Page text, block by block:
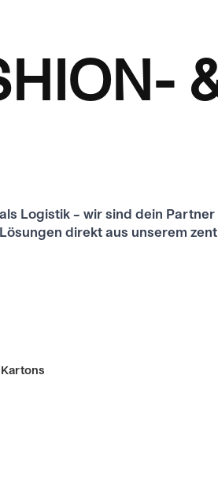
Logistik – wir sind dein
direkt aus unserem